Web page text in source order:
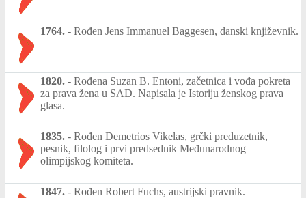
1764. - Rođen Jens Immanuel Baggesen, danski književnik.
1820. - Rođena Suzan B. Entoni, začetnica i vođa pokreta
za prava žena u SAD. Napisala je Istoriju ženskog prava
glasa.
1835. - Rođen Demetrios Vikelas, grčki preduzetnik,
pesnik, filolog i prvi predsednik Međunarodnog
olimpijskog komiteta.
1847. - Rođen Robert Fuchs, austrijski pravnik.